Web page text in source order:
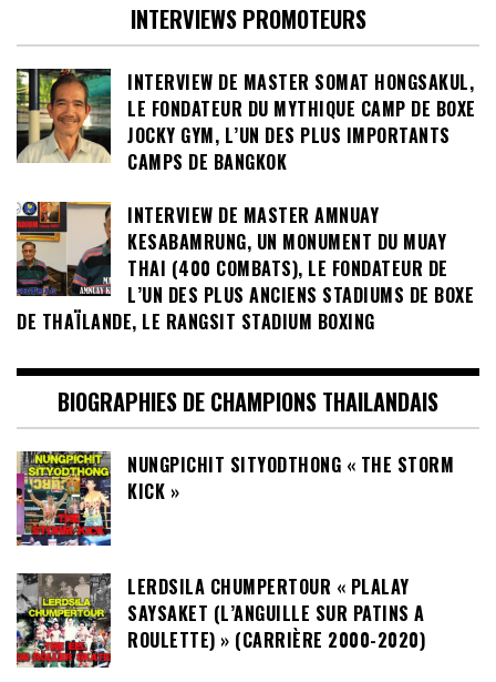
INTERVIEWS PROMOTEURS
INTERVIEW DE MASTER SOMAT HONGSAKUL,
LE FONDATEUR DU MYTHIQUE CAMP DE BOXE
JOCKY GYM, L’UN DES PLUS IMPORTANTS
CAMPS DE BANGKOK
INTERVIEW DE MASTER AMNUAY
KESABAMRUNG, UN MONUMENT DU MUAY
THAI (400 COMBATS), LE FONDATEUR DE
L’UN DES PLUS ANCIENS STADIUMS DE BOXE
DE THAÏLANDE, LE RANGSIT STADIUM BOXING
BIOGRAPHIES DE CHAMPIONS THAILANDAIS
NUNGPICHIT SITYODTHONG « THE STORM
KICK »
LERDSILA CHUMPERTOUR « PLALAY
SAYSAKET (L’ANGUILLE SUR PATINS A
ROULETTE) » (CARRIÈRE 2000-2020)